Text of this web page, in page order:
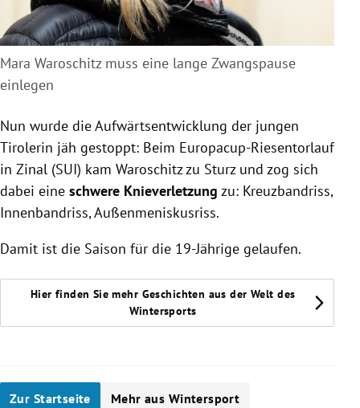
Mara Waroschitz muss eine lange Zwangspause
einlegen
Nun wurde die Aufwärtsentwicklung der jungen
Tirolerin jäh gestoppt: Beim Europacup-Riesentorlauf
in Zinal (SUI) kam Waroschitz zu Sturz und zog sich
dabei eine schwere Knieverletzung zu: Kreuzbandriss,
Innenbandriss, Außenmeniskusriss.
Damit ist die Saison für die 19-Jährige gelaufen.
Hier finden Sie mehr Geschichten aus der Welt des
Wintersports
Zur Startseite Mehr aus Wintersport